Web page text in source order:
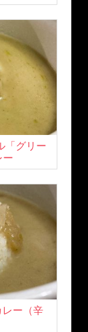
「グリー
ー
ー（辛